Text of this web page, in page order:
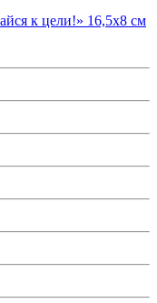
к цели!» 16,5х8 см